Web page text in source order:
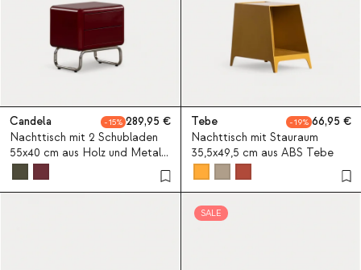
Candela 15
289,95
Nachttisch mit 2 Schubladen
55x40 cm aus Holz und Metall
Candela Colours
Tebe 19
66,95
Nachttisch mit Stauraum
35,5x49,5 cm aus ABS Tebe
SALE